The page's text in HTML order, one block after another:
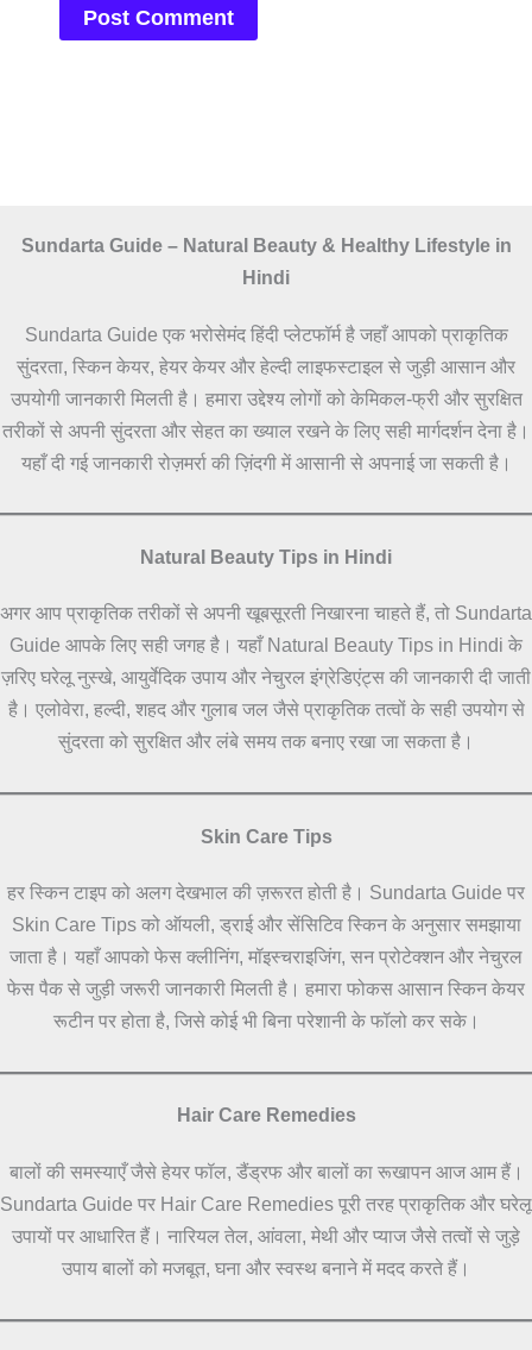
Sundarta Guide – Natural Beauty & Healthy Lifestyle in
Hindi
Sundarta Guide एक भरोसेमंद हिंदी प्लेटफॉर्म है जहाँ आपको प्राकृतिक
सुंदरता, स्किन केयर, हेयर केयर और हेल्दी लाइफस्टाइल से जुड़ी आसान और
उपयोगी जानकारी मिलती है। हमारा उद्देश्य लोगों को केमिकल-फ्री और सुरक्षित
तरीकों से अपनी सुंदरता और सेहत का ख्याल रखने के लिए सही मार्गदर्शन देना है।
यहाँ दी गई जानकारी रोज़मर्रा की ज़िंदगी में आसानी से अपनाई जा सकती है।
Natural Beauty Tips in Hindi
अगर आप प्राकृतिक तरीकों से अपनी खूबसूरती निखारना चाहते हैं, तो Sundarta
Guide आपके लिए सही जगह है। यहाँ Natural Beauty Tips in Hindi के
ज़रिए घरेलू नुस्खे, आयुर्वेदिक उपाय और नेचुरल इंग्रेडिएंट्स की जानकारी दी जाती
है। एलोवेरा, हल्दी, शहद और गुलाब जल जैसे प्राकृतिक तत्वों के सही उपयोग से
सुंदरता को सुरक्षित और लंबे समय तक बनाए रखा जा सकता है।
Skin Care Tips
हर स्किन टाइप को अलग देखभाल की ज़रूरत होती है। Sundarta Guide पर
Skin Care Tips को ऑयली, ड्राई और सेंसिटिव स्किन के अनुसार समझाया
जाता है। यहाँ आपको फेस क्लीनिंग, मॉइस्चराइजिंग, सन प्रोटेक्शन और नेचुरल
फेस पैक से जुड़ी जरूरी जानकारी मिलती है। हमारा फोकस आसान स्किन केयर
रूटीन पर होता है, जिसे कोई भी बिना परेशानी के फॉलो कर सके।
Hair Care Remedies
बालों की समस्याएँ जैसे हेयर फॉल, डैंड्रफ और बालों का रूखापन आज आम हैं।
Sundarta Guide पर Hair Care Remedies पूरी तरह प्राकृतिक और घरेलू
उपायों पर आधारित हैं। नारियल तेल, आंवला, मेथी और प्याज जैसे तत्वों से जुड़े
उपाय बालों को मजबूत, घना और स्वस्थ बनाने में मदद करते हैं।